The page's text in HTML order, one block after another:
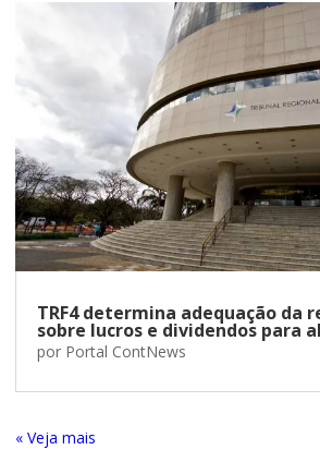
TRF4 determina adequação da
sobre lucros e dividendos para
por Portal ContNews
« Entradas Antigas